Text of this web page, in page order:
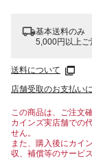
基本送料のみ
5,000円以上
送料について
店舗受取のお支払い
この商品は、ご注文
カインズ実店舗での
せん。
また、購入後にカイ
収、補償等のサービ